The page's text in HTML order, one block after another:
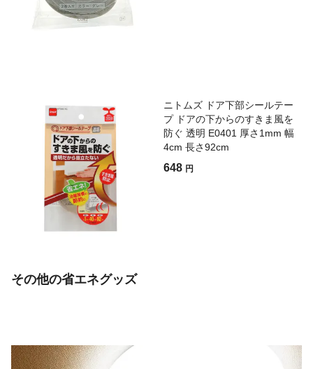
ニトムズ ドア下部シールテー
プ ドアの下からのすきま風を
防ぐ 透明 E0401 厚さ1mm 幅
4cm 長さ92cm
648 円
その他の省エネグッズ